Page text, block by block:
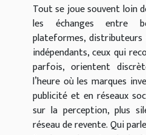
Tout se joue souvent loin
les échanges entre
plateformes, distributeurs
indépendants, ceux qui
parfois, orientent
l’heure où les marques
publicité et en réseaux
sur la perception, plus
réseau de revente. Qui